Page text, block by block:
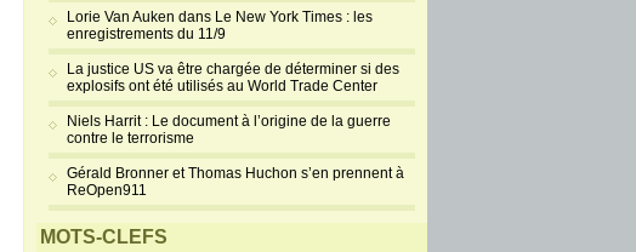
Lorie Van Auken dans Le New York Times : les
enregistrements du 11/9
La justice US va être chargée de déterminer si des
explosifs ont été utilisés au World Trade Center
Niels Harrit : Le document à l’origine de la guerre
contre le terrorisme
Gérald Bronner et Thomas Huchon s’en prennent à
ReOpen911
MOTS-CLEFS